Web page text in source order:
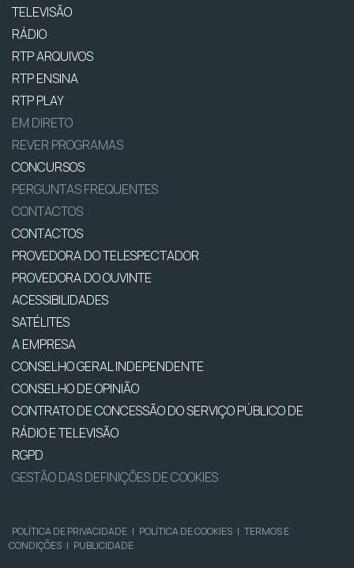
TELEVISÃO
RÁDIO
RTP ARQUIVOS
RTP ENSINA
RTP PLAY
EM DIRETO
REVER PROGRAMAS
CONCURSOS
PERGUNTAS FREQUENTES
CONTACTOS
CONTACTOS
PROVEDORA DO TELESPECTADOR
PROVEDORA DO OUVINTE
ACESSIBILIDADES
SATÉLITES
A EMPRESA
CONSELHO GERAL INDEPENDENTE
CONSELHO DE OPINIÃO
CONTRATO DE CONCESSÃO DO SERVIÇO PÚBLICO DE
RÁDIO E TELEVISÃO
RGPD
GESTÃO DAS DEFINIÇÕES DE COOKIES
POLÍTICA DE PRIVACIDADE | POLÍTICA DE COOKIES | TERMOS E
CONDIÇÕES | PUBLICIDADE